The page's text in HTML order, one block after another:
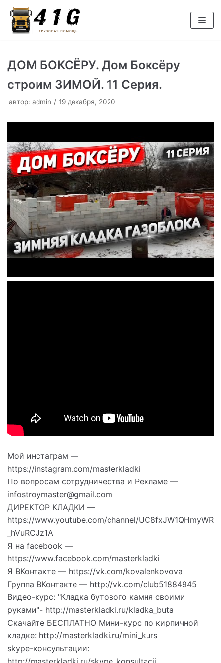
Перейти
к
ДОМ БОКСЁРУ. Дом Боксёру
строим ЗИМОЙ. 11 Серия.
автор: admin 19 декабря, 2020
Мой инстаграм —
https://instagram.com/masterkladki
По вопросам сотрудничества и Рекламе —
infostroymaster@gmail.com
ДИРЕКТОР КЛАДКИ —
https://www.youtube.com/channel/UC8fxJW1QHmyWR
_hVuRCJz1A
Я на facebook —
https://www.facebook.com/masterkladki
Я ВКонтакте — https://vk.com/kovalenkovova
Группа ВКонтакте — http://vk.com/club51884945
Видео-курс: "Кладка бутового камня своими
руками"- http://masterkladki.ru/kladka_buta
Скачайте БЕСПЛАТНО Мини-курс по кирпичной
кладке: http://masterkladki.ru/mini_kurs
skype-консультации:
http://masterkladki.ru/skype_konsultacii